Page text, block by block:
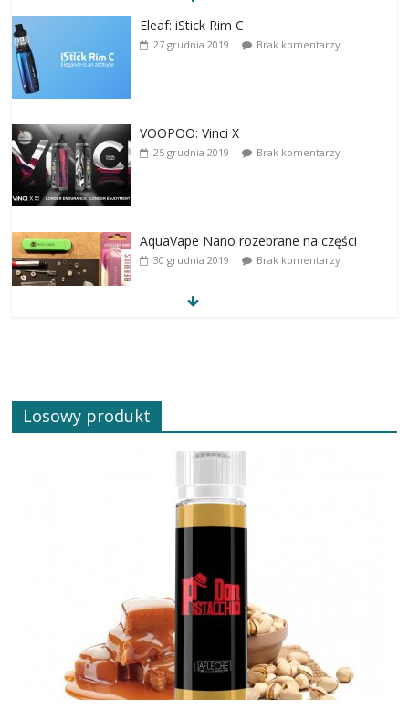
Eleaf: iStick Rim C
27 grudnia 2019 Brak komentarzy
VOOPOO: Vinci X
25 grudnia 2019 Brak komentarzy
AquaVape Nano rozebrane na części
30 grudnia 2019 Brak komentarzy
Losowy produkt